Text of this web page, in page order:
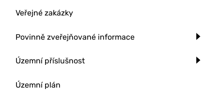
Veřejné zakázky
Povinně zveřejňované informace
Územní příslušnost
Územní plán